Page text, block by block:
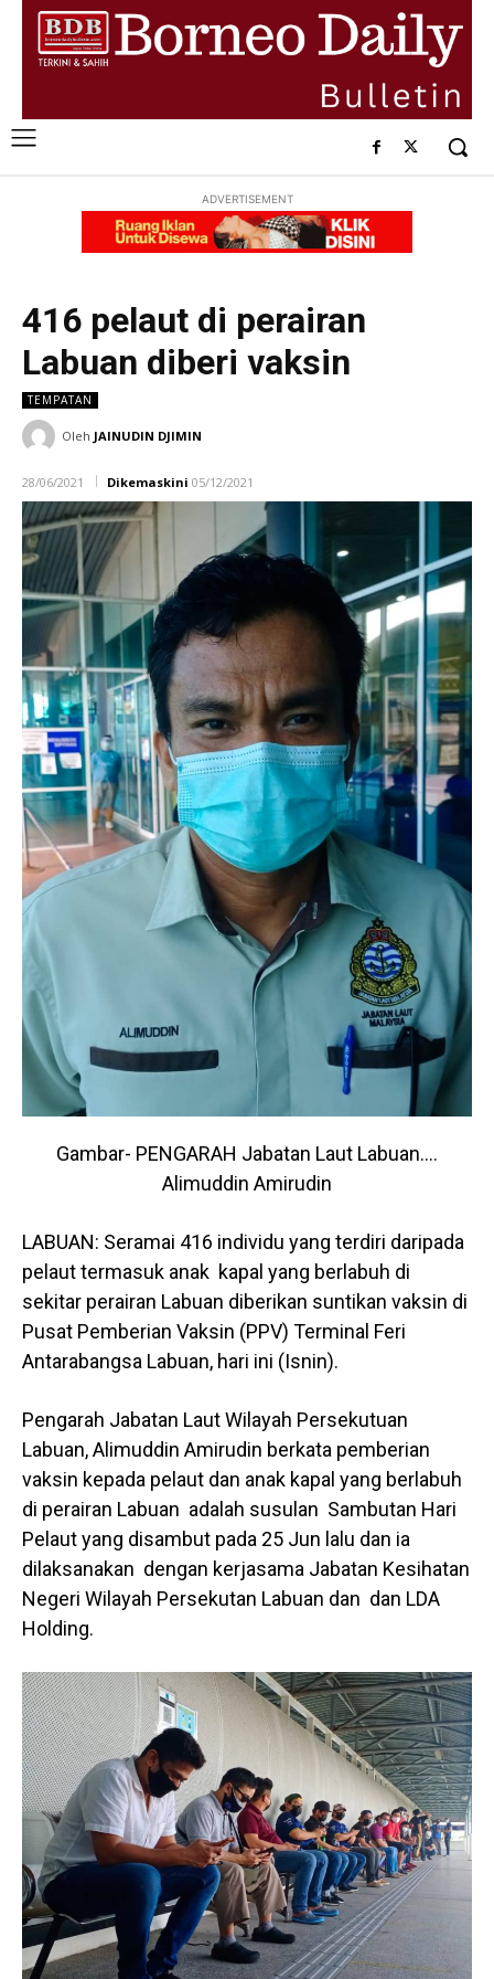
ADVERTISEMENT
416 pelaut di perairan
Labuan diberi vaksin
TEMPATAN
Oleh JAINUDIN DJIMIN
28/06/2021 Dikemaskini 05/12/2021
Gambar- PENGARAH Jabatan Laut Labuan….
Alimuddin Amirudin
LABUAN: Seramai 416 individu yang terdiri daripada
pelaut termasuk anak kapal yang berlabuh di
sekitar perairan Labuan diberikan suntikan vaksin di
Pusat Pemberian Vaksin (PPV) Terminal Feri
Antarabangsa Labuan, hari ini (Isnin).
Pengarah Jabatan Laut Wilayah Persekutuan
Labuan, Alimuddin Amirudin berkata pemberian
vaksin kepada pelaut dan anak kapal yang berlabuh
di perairan Labuan adalah susulan Sambutan Hari
Pelaut yang disambut pada 25 Jun lalu dan ia
dilaksanakan dengan kerjasama Jabatan Kesihatan
Negeri Wilayah Persekutan Labuan dan dan LDA
Holding.